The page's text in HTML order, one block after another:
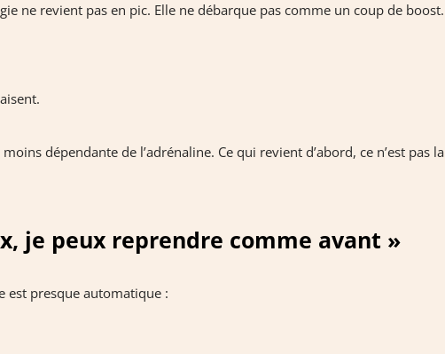
ne revient pas en pic. Elle ne débarque pas comme un coup de boost.
dépendante de l’adrénaline. Ce qui revient d’abord, ce n’est pas la
je peux reprendre comme avant »
est presque automatique :